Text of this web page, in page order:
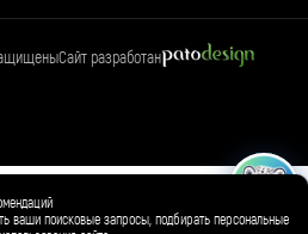
✓
Сайт разработан
ваши поисковые запросы, подбирать персональные
БАРСИ ИИ